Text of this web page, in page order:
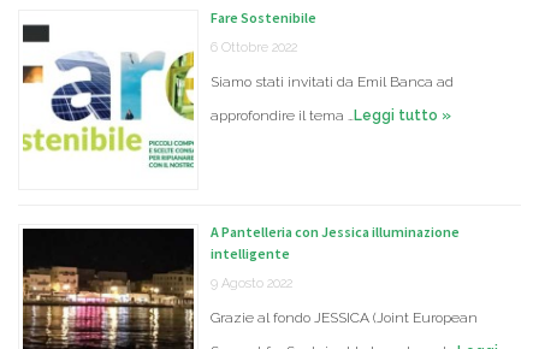
Fare Sostenibile
6 Ottobre 2022
Siamo stati invitati da Emil Banca ad
approfondire il tema …Leggi tutto »
A Pantelleria con Jessica illuminazione
intelligente
9 Agosto 2022
Grazie al fondo JESSICA (Joint European